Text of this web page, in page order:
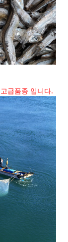
급품종 입니다.